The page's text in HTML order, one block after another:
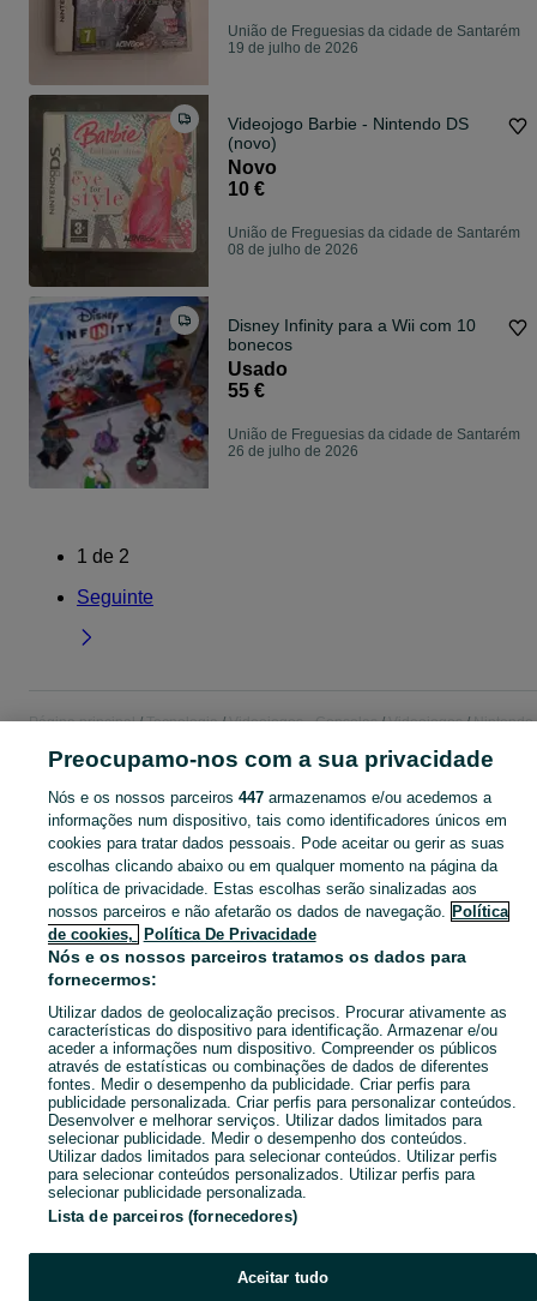
União de Freguesias da cidade de Santarém
19 de julho de 2026
Videojogo Barbie - Nintendo DS
(novo)
Novo
10 €
União de Freguesias da cidade de Santarém
08 de julho de 2026
Disney Infinity para a Wii com 10
bonecos
Usado
55 €
União de Freguesias da cidade de Santarém
26 de julho de 2026
1 de 2
Seguinte
Página principal Tecnologia Videojogos - Consolas Videojogos
Nintendo
CATEGORIA
Navegue pelos últimos anúncios de Nintendo em União de Freguesias da cidade de Santarém no OLX Portugal. Compre e venda produtos locais com facilidade e segurança. Mostrar
Mapa do site
Mapa das freguesias
Mapa de mini-sites
Pesquisas populares
Preocupamo-nos com a sua privacidade
Nós e os nossos parceiros 447armazenamos e/ou acedemos a
informações num dispositivo, tais como identificadores únicos em
cookies para tratar dados pessoais. Pode aceitar ou gerir as suas
escolhas clicando abaixo ou em qualquer momento na página da
política de privacidade. Estas escolhas serão sinalizadas aos
nossos parceiros e não afetarão os dados de navegação. Política
de cookies,
Política De Privacidade
Nós e os nossos parceiros tratamos os dados para
fornecermos:
Utilizar dados de geolocalização precisos. Procurar ativamente as
características do dispositivo para identificação. Armazenar e/ou
aceder a informações num dispositivo. Compreender os públicos
através de estatísticas ou combinações de dados de diferentes
fontes. Medir o desempenho da publicidade. Criar perfis para
publicidade personalizada. Criar perfis para personalizar conteúdos.
Desenvolver e melhorar serviços. Utilizar dados limitados para
selecionar publicidade. Medir o desempenho dos conteúdos.
Utilizar dados limitados para selecionar conteúdos. Utilizar perfis
para selecionar conteúdos personalizados. Utilizar perfis para
selecionar publicidade personalizada.
Lista de parceiros (fornecedores)
Aceitar tudo